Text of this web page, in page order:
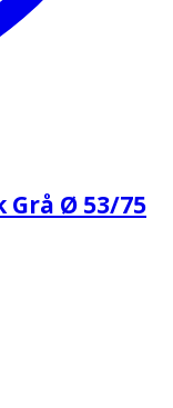
Grå Ø 53/75